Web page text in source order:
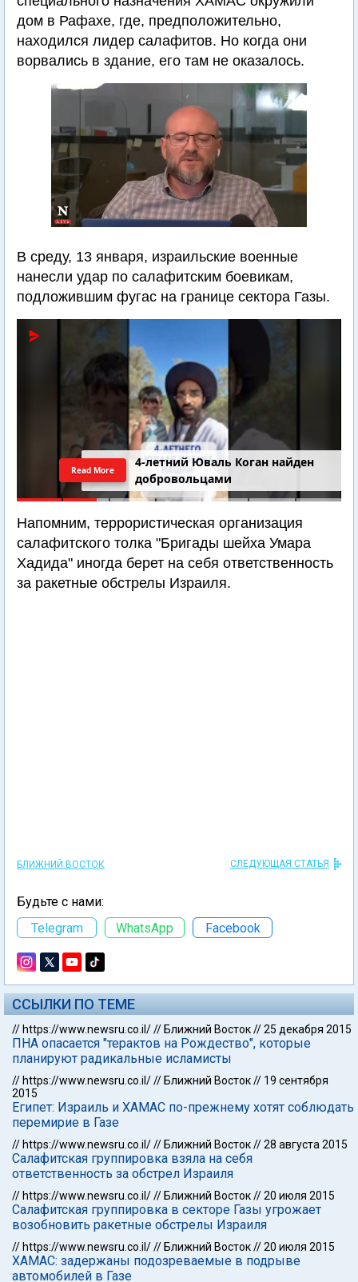
дом в Рафахе, где, предположительно,
находился лидер салафитов. Но когда они
ворвались в здание, его там не оказалось.
В среду, 13 января, израильские военные
нанесли удар по салафитским боевикам,
подложившим фугас на границе сектора Газы.
4-летний Юваль Коган найден
добровольцами
Read More
Напомним, террористическая организация
салафитского толка "Бригады шейха Умара
Хадида" иногда берет на себя ответственность
за ракетные обстрелы Израиля.
БЛИЖНИЙ ВОСТОК СЛЕДУЮЩАЯ СТАТЬЯ
Будьте с нами:
Telegram
WhatsApp Facebook
ССЫЛКИ ПО ТЕМЕ
// https://www.newsru.co.il/// Ближний Восток//25 декабря 2015
ПНА опасается "терактов на Рождество", которые
планируют радикальные исламисты
// https://www.newsru.co.il/// Ближний Восток// 19 сентября
2015
Египет: Израиль и ХАМАС по-прежнему хотят соблюдать
перемирие в Газе
// https://www.newsru.co.il/// Ближний Восток//28 августа 2015
Салафитская группировка взяла на себя
ответственность за обстрел Израиля
// https://www.newsru.co.il/// Ближний Восток//20 июля 2015
Салафитская группировка в секторе Газы угрожает
возобновить ракетные обстрелы Израиля
// https://www.newsru.co.il/// Ближний Восток//20 июля 2015
ХАМАС: задержаны подозреваемые в подрыве
автомобилей в Газе